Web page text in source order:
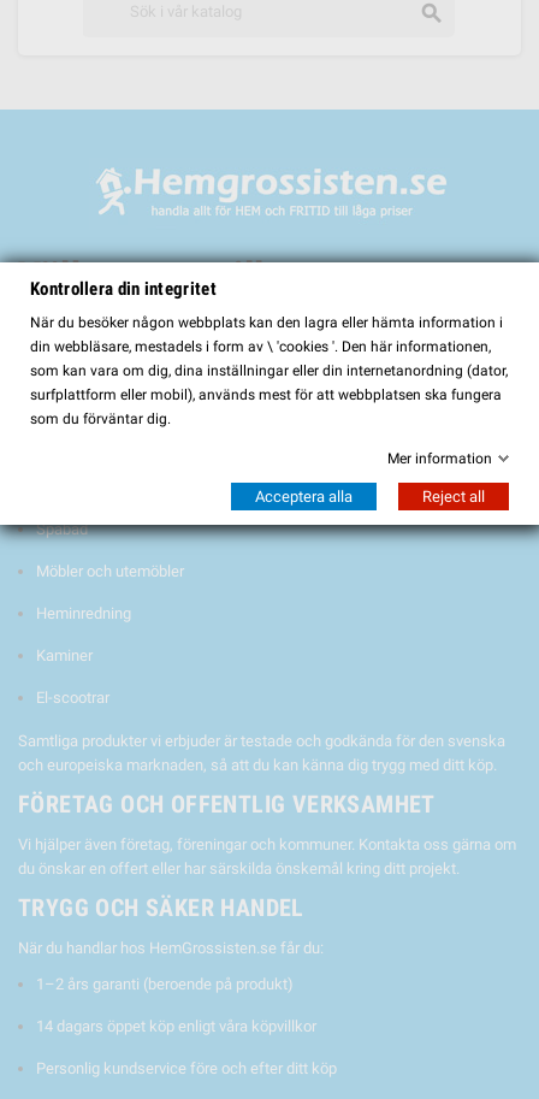
search
Välkommen till
HemGrossisten.se
HemGrossisten.se har sedan 2017 erbjudit kvalitetsprodukter för hem och
trädgård till kunder över hela Sverige. Hos oss hittar du ett noggrant utvalt
sortiment med fokus på kvalitet, funktion och lång hållbarhet.
Spabad
Möbler och utemöbler
Heminredning
Kaminer
El-scootrar
Samtliga produkter vi erbjuder är testade och godkända för den svenska
och europeiska marknaden, så att du kan känna dig trygg med ditt köp.
FÖRETAG OCH OFFENTLIG VERKSAMHET
Vi hjälper även företag, föreningar och kommuner. Kontakta oss gärna om
du önskar en offert eller har särskilda önskemål kring ditt projekt.
TRYGG OCH SÄKER HANDEL
När du handlar hos HemGrossisten.se får du:
1–2 års garanti (beroende på produkt)
14 dagars öppet köp enligt våra köpvillkor
Personlig kundservice före och efter ditt köp
Kontrollera din integritet
När du besöker någon webbplats kan den lagra eller hämta information i
din webbläsare, mestadels i form av \ 'cookies '. Den här informationen,
som kan vara om dig, dina inställningar eller din internetanordning (dator,
surfplattform eller mobil), används mest för att webbplatsen ska fungera
som du förväntar dig.
Mer information
Acceptera alla Reject all